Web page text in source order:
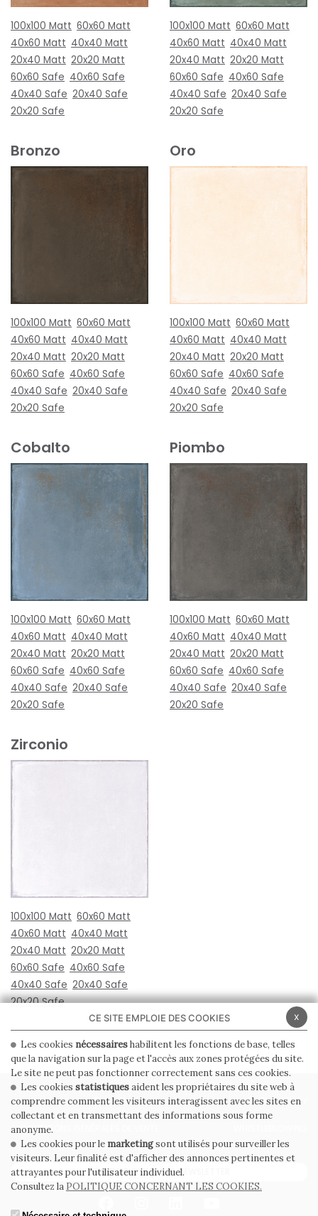
100x100 Matt 60x60 Matt
40x60 Matt 40x40 Matt
20x40 Matt 20x20 Matt
60x60 Safe 40x60 Safe
40x40 Safe 20x40 Safe
20x20 Safe
100x100 Matt 60x60 Matt
40x60 Matt 40x40 Matt
20x40 Matt 20x20 Matt
60x60 Safe 40x60 Safe
40x40 Safe 20x40 Safe
20x20 Safe
Bronzo
100x100 Matt 60x60 Matt
40x60 Matt 40x40 Matt
20x40 Matt 20x20 Matt
60x60 Safe 40x60 Safe
40x40 Safe 20x40 Safe
20x20 Safe
Oro
100x100 Matt 60x60 Matt
40x60 Matt 40x40 Matt
20x40 Matt 20x20 Matt
60x60 Safe 40x60 Safe
40x40 Safe 20x40 Safe
20x20 Safe
Cobalto
100x100 Matt 60x60 Matt
40x60 Matt 40x40 Matt
20x40 Matt 20x20 Matt
60x60 Safe 40x60 Safe
40x40 Safe 20x40 Safe
20x20 Safe
Piombo
100x100 Matt 60x60 Matt
40x60 Matt 40x40 Matt
20x40 Matt 20x20 Matt
60x60 Safe 40x60 Safe
40x40 Safe 20x40 Safe
20x20 Safe
Zirconio
100x100 Matt 60x60 Matt
40x60 Matt 40x40 Matt
20x40 Matt 20x20 Matt
60x60 Safe 40x60 Safe
40x40 Safe 20x40 Safe
20x20 Safe
PRIVACY POLICY COOKIE POLICY
CONDITIONS GÉNÉRALES DE VENTE
ABONNEZ-VOUS À LA NEWSLETTER
x
CE SITE EMPLOIE DES COOKIES
Les cookies nécessaireshabilitent les fonctions de base, telles
que la navigation sur la page et l'accès aux zones protégées du site.
Le site ne peut pas fonctionner correctement sans ces cookies.
Les cookies statistiquesaident les propriétaires du site web à
comprendre comment les visiteurs interagissent avec les sites en
collectant et en transmettant des informations sous forme
anonyme.
Les cookies pour le marketingsont utilisés pour surveiller les
visiteurs. Leur finalité est d'afficher des annonces pertinentes et
attrayantes pour l'utilisateur individuel.
Consultez la POLITIQUE CONCERNANT LES COOKIES.